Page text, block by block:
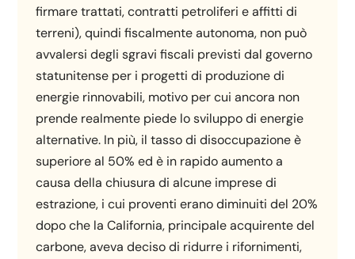
firmare trattati, contratti petroliferi e affitti di
terreni), quindi fiscalmente autonoma, non può
avvalersi degli sgravi fiscali previsti dal governo
statunitense per i progetti di produzione di
energie rinnovabili, motivo per cui ancora non
prende realmente piede lo sviluppo di energie
alternative. In più, il tasso di disoccupazione è
superiore al 50% ed è in rapido aumento a
causa della chiusura di alcune imprese di
estrazione, i cui proventi erano diminuiti del 20%
dopo che la California, principale acquirente del
carbone, aveva deciso di ridurre i rifornimenti,